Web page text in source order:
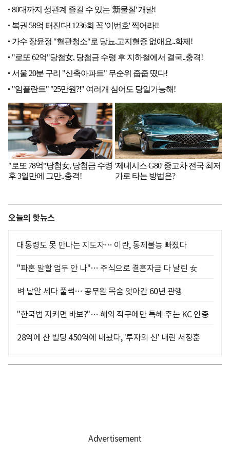
오늘의 핫뉴스
대통령도 못 만나는 지도자… 이란, 통제불능 빠졌다
"파혼 말할 엄두 안 나"… 주식으로 결혼자금 다 날린 女
벼 낱알 세다 풀썩… 공무원 목숨 앗아간 60년 관행
"한국법 지키면 바보?"… 해외 직구에만 특혜 주는 KC 인증
28억에 산 빌딩 450억에 내놨다, '투자의 신' 내린 서장훈